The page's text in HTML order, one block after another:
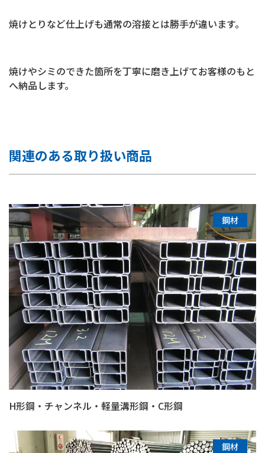
焼けとりなど仕上げも通常の溶接とは勝手が違います。
焼けやシミのできた箇所を丁寧に磨き上げてお客様のもと
へ納品します。
関連のある取り扱い商品
鋼材
H形鋼・チャンネル・軽量溝形鋼・C形鋼
鋼材